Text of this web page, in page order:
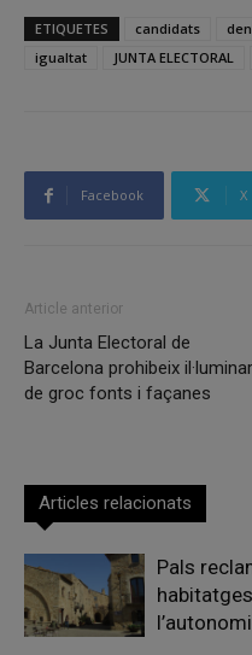
ETIQUETES candidats
igualtat
JUNTA ELECTORAL
Facebook X
Article anterior
La Junta Electoral de
Barcelona prohibeix il·luminar
de groc fonts i façanes
Articles relacionats
Pals